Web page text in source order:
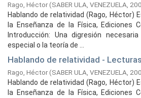
Rago, Héctor(SABER ULA, VENEZUELA,
Hablando de relatividad (Rago, Héctor)
la Enseñanza de la Física, Ediciones
Introducción: Una digresión
especial o la teoría de ...
Hablando de relatividad -
Rago, Héctor(SABER ULA, VENEZUELA,
Hablando de relatividad (Rago, Héctor)
la Enseñanza de la Física, Ediciones